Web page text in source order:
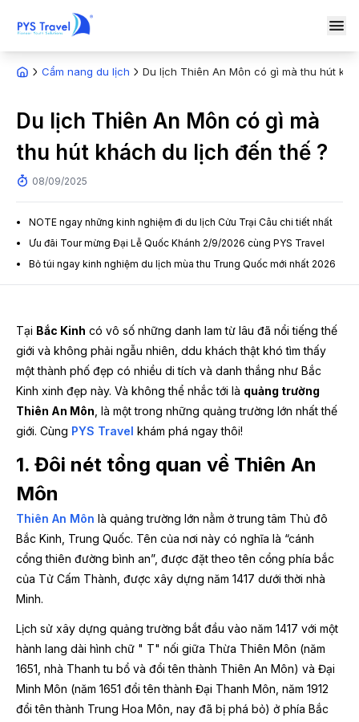
Cẩm nang du lịch Du lịch Thiên An Môn có gì mà thu hút
Du lịch Thiên An Môn có gì mà
thu hút khách du lịch đến thế ?
08/09/2025
NOTE ngay những kinh nghiệm đi du lịch Cửu Trại Câu chi tiết nhất
Ưu đãi Tour mừng Đại Lễ Quốc Khánh 2/9/2026 cùng PYS Travel
Bỏ túi ngay kinh nghiệm du lịch mùa thu Trung Quốc mới nhất 2026
Tại Bắc Kinh có vô số những danh lam từ lâu đã nổi tiếng thế
giới và không phải ngẫu nhiên, ddu khách thật khó tìm thấy
một thành phố đẹp có nhiều di tích và danh thắng như Bắc
Kinh xinh đẹp này. Và không thể nhắc tới là quảng trường
Thiên An Môn , là một trong những quảng trường lớn nhất thế
giới. Cùng PYS Travel khám phá ngay thôi!
1. Đôi nét tổng quan về Thiên An
Môn
Thiên An Môn là quảng trường lớn nằm ở trung tâm Thủ đô
Bắc Kinh, Trung Quốc. Tên của nơi này có nghĩa là “cánh
cổng thiên đường bình an”, được đặt theo tên cổng phía bắc
của Tử Cấm Thành, được xây dựng năm 1417 dưới thời nhà
Minh.
Lịch sử xây dựng quảng trường bắt đầu vào năm 1417 với một
hành lang dài hình chữ " T" nối giữa Thừa Thiên Môn (năm
1651, nhà Thanh tu bổ và đổi tên thành Thiên An Môn) và Đại
Minh Môn (năm 1651 đổi tên thành Đại Thanh Môn, năm 1912
đổi tên thành Trung Hoa Môn, nay đã bị phá bỏ) ở phía Bắc